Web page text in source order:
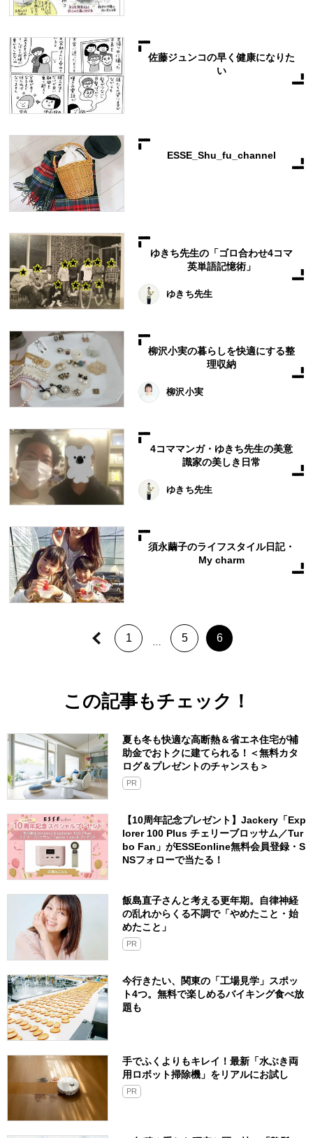
佐藤ジュンコの早く健康になりた
い
ESSE_Shu_fu_channel
ゆきち先生の「ゴロ合わせ4コマ
英単語記憶術」
ゆきち先生
柳沢小実の暮らしを快適にする整
理収納
柳沢小実
4コママンガ・ゆきち先生の美意
識家の美しき日常
ゆきち先生
須永繭子のライフスタイル日記・
My charm
1 5 6
この記事もチェック！
夏も冬も快適な高断熱＆省エネ住宅が補
助金でおトクに建てられる！＜無料カタ
ログ＆プレゼントのチャンスも＞
PR
【10周年記念プレゼント】Jackery「Exp
lorer 100 Plus チェリーブロッサム／Tur
bo Fan」がESSEonline無料会員登録・S
NSフォローで当たる！
飯島直子さんと考える更年期。自律神経
の乱れからくる不調で「やめたこと・始
めたこと」
PR
今行きたい、関東の「工場見学」スポッ
ト4つ。無料で楽しめるバイキング食べ放
題も
手でふくよりもキレイ！最新「水ぶき両
用ロボット掃除機」をリアルにお試し
PR